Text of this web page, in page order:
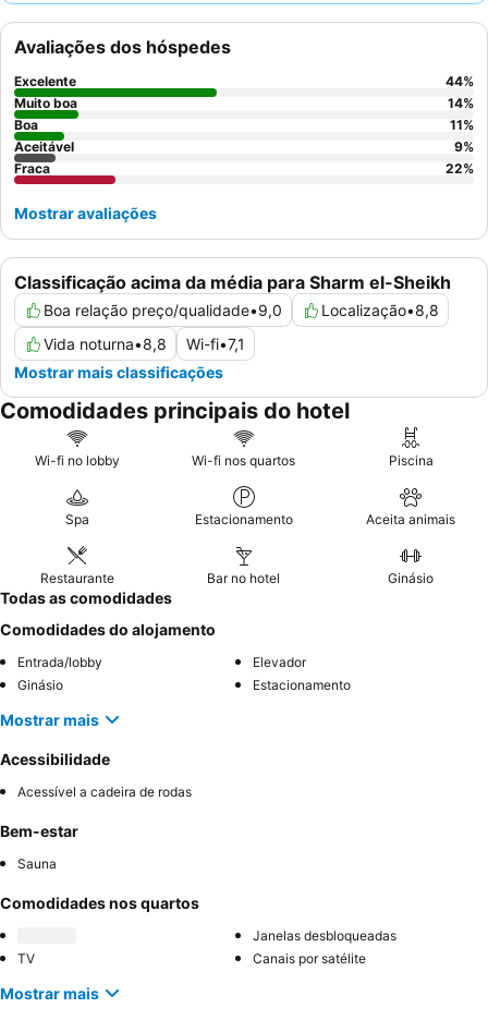
quentes variados e fruta fresca. Para uma experiência mais
tranquila, considere solicitar um quarto virado para o jardim.
Classificação acima da média para Sharm el-Sheikh
Boa relação preço/qualidade•9,0 Localização•8,8
Vida noturna•8,8 Wi-fi•7,1
Mostrar mais classificações
Avaliações dos hóspedes
Excelente 44%
Muito boa
14%
Boa
11%
Aceitável
9%
Fraca
22%
Mostrar avaliações
Comodidades principais do hotel
Wi-fi no lobby Wi-fi nos quartos Piscina
Spa Estacionamento Aceita animais
Restaurante Bar no hotel Ginásio
Todas as comodidades
Comodidades do alojamento
Entrada/lobby
Elevador
Ginásio
Estacionamento
Mostrar mais
Acessibilidade
Acessível a cadeira de rodas
Bem-estar
Sauna
Comodidades nos quartos
Janelas desbloqueadas
TV
Canais por satélite
Mostrar mais